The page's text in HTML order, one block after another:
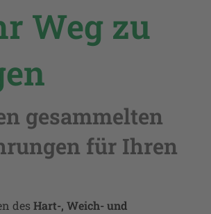
Weg zu
gesammelten
für Ihren
des Hart-, Weich- und